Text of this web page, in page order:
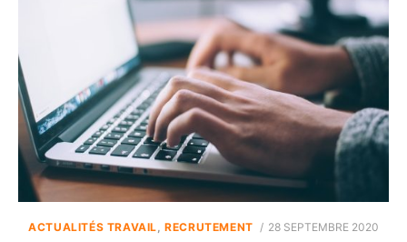
ACTUALITÉS TRAVAIL,RECRUTEMENT
POSTED
28 SEPTEMBRE 2020